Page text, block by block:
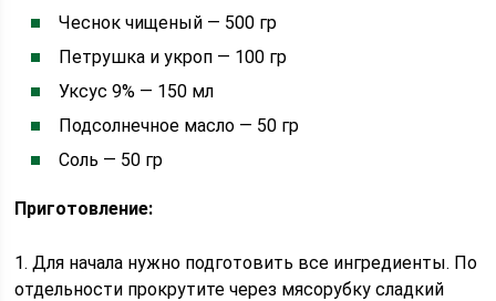
Чеснок чищеный — 500 гр
Петрушка и укроп — 100 гр
Уксус 9% — 150 мл
Подсолнечное масло — 50 гр
Соль — 50 гр
Приготовление:
1. Для начала нужно подготовить все ингредиенты. По
отдельности прокрутите через мясорубку сладкий